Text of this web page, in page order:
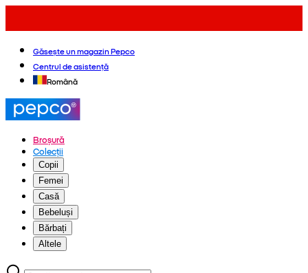
Găsește un magazin Pepco
Centrul de asistență
Română
Broșură
Colecții
Copii
Femei
Casă
Bebeluși
Bărbați
Altele